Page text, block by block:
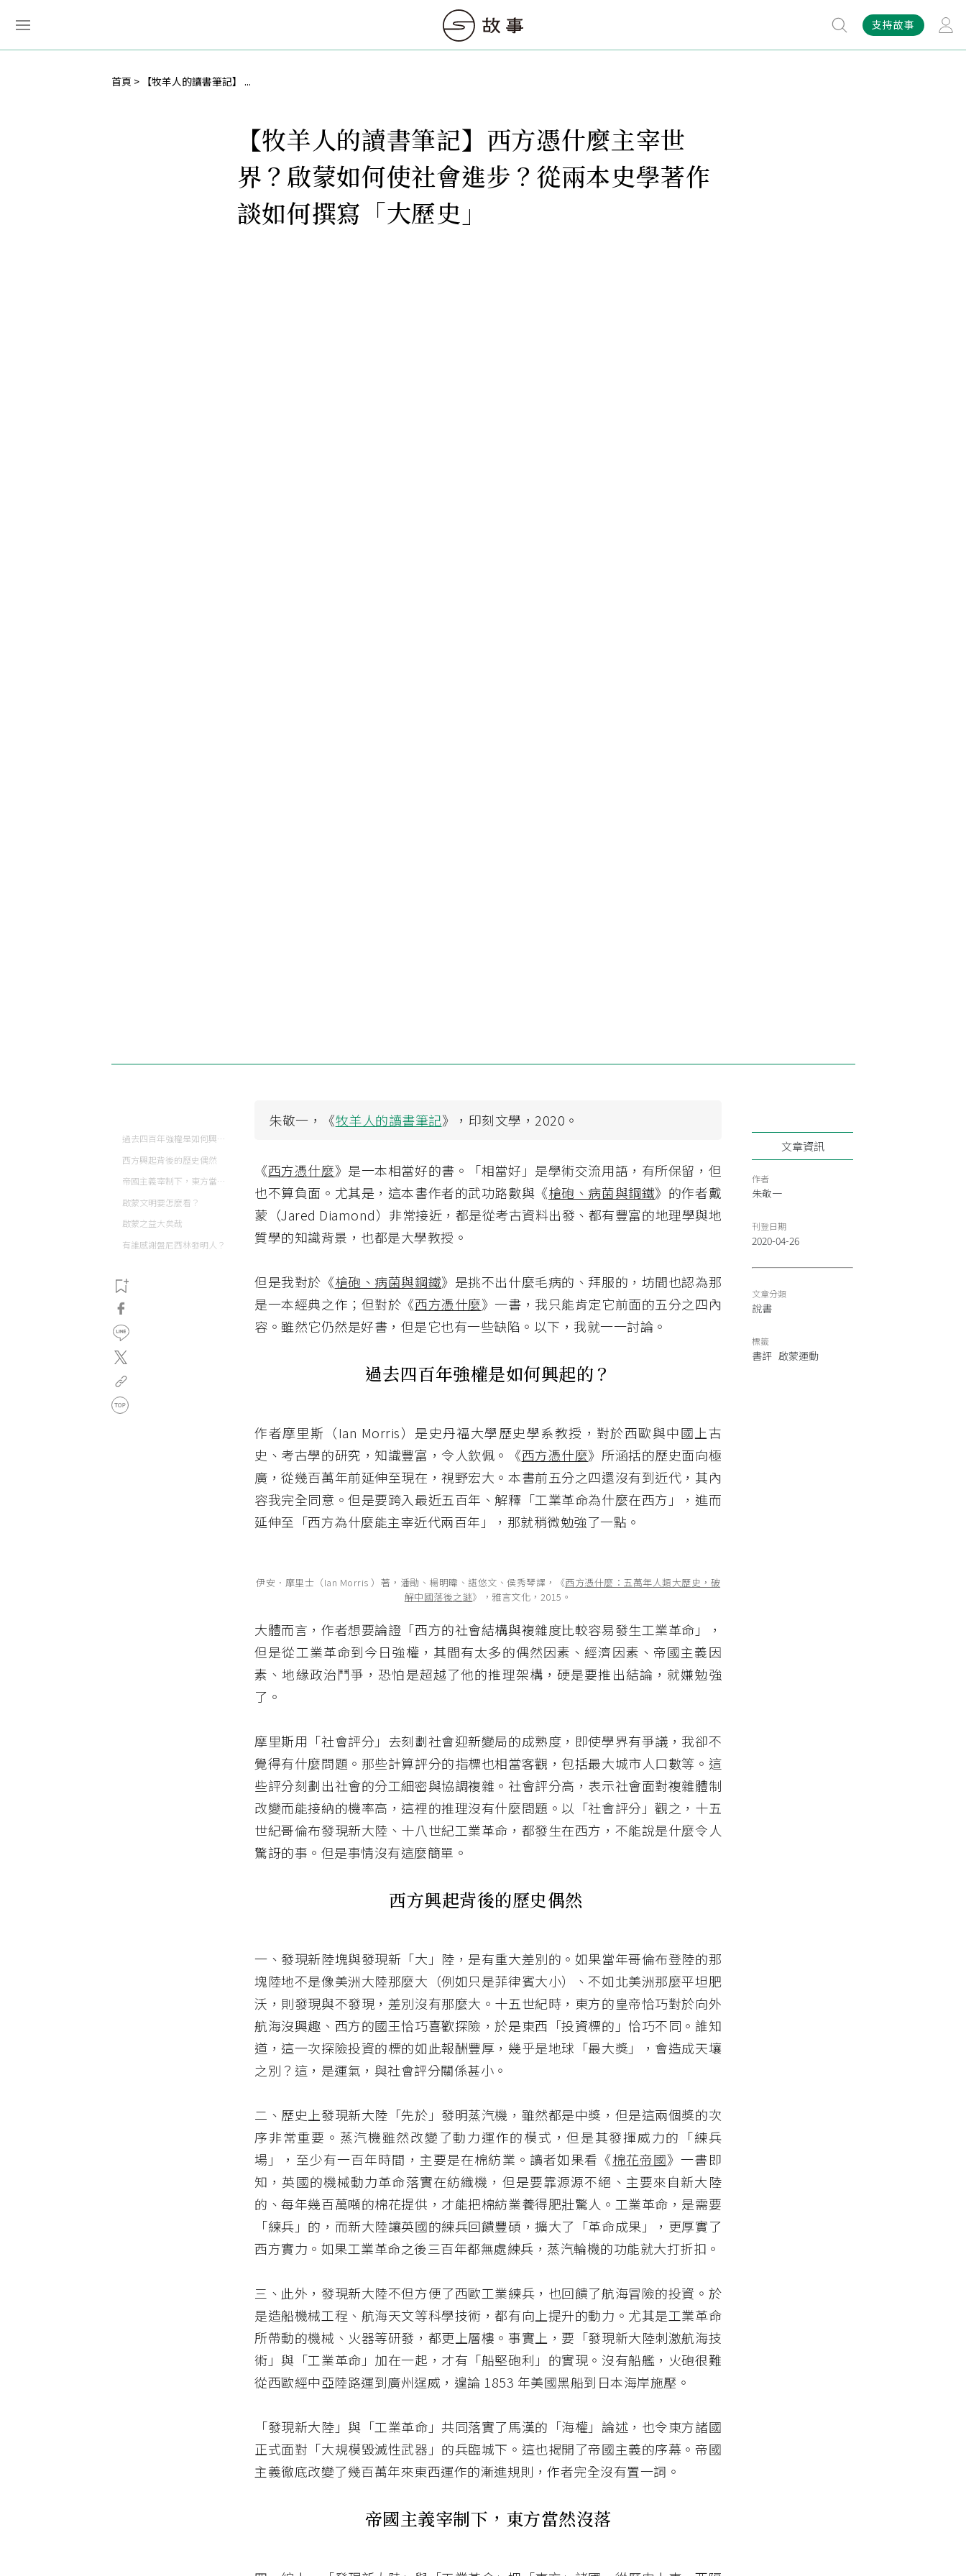
支持故事
首頁 【牧羊人的讀書筆記】 ...
【牧羊人的讀書筆記】西方憑什麼主宰世
界？啟蒙如何使社會進步？從兩本史學著作
談如何撰寫「大歷史」
過去四百年強權是如何興起的？
西方興起背後的歷史偶然
帝國主義宰制下，東方當然沒落
啟蒙文明要怎麼看？
啟蒙之益大矣哉
有誰感謝盤尼西林發明人？
朱敬一，《牧羊人的讀書筆記》，印刻文學，2020。
《西方憑什麼》是一本相當好的書。「相當好」是學術交流用語，有所保留，但
也不算負面。尤其是，這本書作者的武功路數與《槍砲、病菌與鋼鐵》的作者戴
蒙（Jared Diamond）非常接近，都是從考古資料出發、都有豐富的地理學與地
質學的知識背景，也都是大學教授。
但是我對於《槍砲、病菌與鋼鐵》是挑不出什麼毛病的、拜服的，坊間也認為那
是一本經典之作；但對於《西方憑什麼》一書，我只能肯定它前面的五分之四內
容。雖然它仍然是好書，但是它也有一些缺陷。以下，我就一一討論。
過去四百年強權是如何興起的？
作者摩里斯（Ian Morris）是史丹福大學歷史學系教授，對於西歐與中國上古
史、考古學的研究，知識豐富，令人欽佩。《西方憑什麼》所涵括的歷史面向極
廣，從幾百萬年前延伸至現在，視野宏大。本書前五分之四還沒有到近代，其內
容我完全同意。但是要跨入最近五百年、解釋「工業革命為什麼在西方」，進而
延伸至「西方為什麼能主宰近代兩百年」，那就稍微勉強了一點。
伊安．摩里士（Ian Morris ）著，潘勛、楊明暐、諶悠文、侯秀琴譯，《西方憑什麼：五萬年人類大歷史，破
解中國落後之謎》，雅言文化，2015。
大體而言，作者想要論證「西方的社會結構與複雜度比較容易發生工業革命」，
但是從工業革命到今日強權，其間有太多的偶然因素、經濟因素、帝國主義因
素、地緣政治鬥爭，恐怕是超越了他的推理架構，硬是要推出結論，就嫌勉強
了。
摩里斯用「社會評分」去刻劃社會迎新變局的成熟度，即使學界有爭議，我卻不
覺得有什麼問題。那些計算評分的指標也相當客觀，包括最大城市人口數等。這
些評分刻劃出社會的分工細密與協調複雜。社會評分高，表示社會面對複雜體制
改變而能接納的機率高，這裡的推理沒有什麼問題。以「社會評分」觀之，十五
世紀哥倫布發現新大陸、十八世紀工業革命，都發生在西方，不能說是什麼令人
驚訝的事。但是事情沒有這麼簡單。
西方興起背後的歷史偶然
一、發現新陸塊與發現新「大」陸，是有重大差別的。如果當年哥倫布登陸的那
塊陸地不是像美洲大陸那麼大（例如只是菲律賓大小）、不如北美洲那麼平坦肥
沃，則發現與不發現，差別沒有那麼大。十五世紀時，東方的皇帝恰巧對於向外
航海沒興趣、西方的國王恰巧喜歡探險，於是東西「投資標的」恰巧不同。誰知
道，這一次探險投資的標的如此報酬豐厚，幾乎是地球「最大獎」，會造成天壤
之別？這，是運氣，與社會評分關係甚小。
二、歷史上發現新大陸「先於」發明蒸汽機，雖然都是中獎，但是這兩個獎的次
序非常重要。蒸汽機雖然改變了動力運作的模式，但是其發揮威力的「練兵
場」，至少有一百年時間，主要是在棉紡業。讀者如果看《棉花帝國》一書即
知，英國的機械動力革命落實在紡織機，但是要靠源源不絕、主要來自新大陸
的、每年幾百萬噸的棉花提供，才能把棉紡業養得肥壯驚人。工業革命，是需要
「練兵」的，而新大陸讓英國的練兵回饋豐碩，擴大了「革命成果」，更厚實了
西方實力。如果工業革命之後三百年都無處練兵，蒸汽輪機的功能就大打折扣。
三、此外，發現新大陸不但方便了西歐工業練兵，也回饋了航海冒險的投資。於
是造船機械工程、航海天文等科學技術，都有向上提升的動力。尤其是工業革命
所帶動的機械、火器等研發，都更上層樓。事實上，要「發現新大陸刺激航海技
術」與「工業革命」加在一起，才有「船堅砲利」的實現。沒有船艦，火砲很難
從西歐經中亞陸路運到廣州逞威，遑論 1853 年美國黑船到日本海岸施壓。
「發現新大陸」與「工業革命」共同落實了馬漢的「海權」論述，也令東方諸國
正式面對「大規模毀滅性武器」的兵臨城下。這也揭開了帝國主義的序幕。帝國
主義徹底改變了幾百萬年來東西運作的漸進規則，作者完全沒有置一詞。
帝國主義宰制下，東方當然沒落
文章資訊
作者
朱敬一
刊登日期
2020-04-26
文章分類
說書
標籤
書評 啟蒙運動